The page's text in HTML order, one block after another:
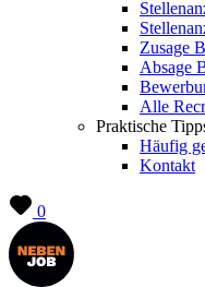
Zusage
Absage
Alle
Praktische
Häufig
Kontakt
0